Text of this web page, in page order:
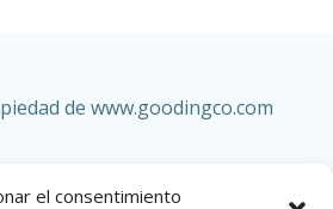
el consentimiento
de www.goodingco.com